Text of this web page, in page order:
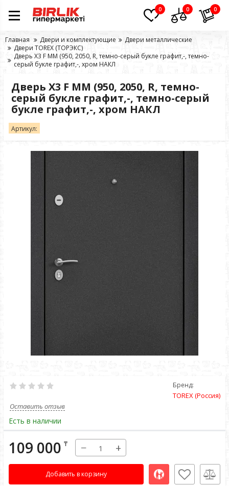
0 0 0
Главная Двери и комплектующие
Двери металлические
Двери TOREX (ТОРЭКС)
Дверь Х3 F ММ (950, 2050, R, темно-серый букле графит,-, темно-
серый букле графит,-, хром НАКЛ
Дверь Х3 F ММ (950, 2050, R, темно-
серый букле графит,-, темно-серый
букле графит,-, хром НАКЛ
Артикул:
Бренд:
TOREX (Россия)
Оставить отзыв
Есть в наличии
109 000 ₸ − +
Добавить в корзину